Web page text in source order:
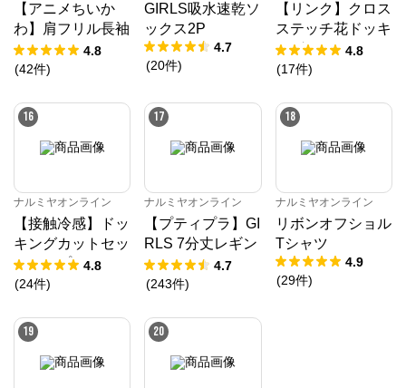
【アニメちいか
わ】肩フリル長袖
Tシャツ
4.8
(42件)
GIRLS吸水速乾ソ
ックス2P
4.7
(20件)
【リンク】クロス
ステッチ花ドッキ
ングTシャツ
4.8
(17件)
16
ナルミヤオンライン
【接触冷感】ドッ
キングカットセッ
トアップ
4.8
(24件)
17
ナルミヤオンライン
【プティプラ】GI
RLS 7分丈レギン
ス
4.7
(243件)
18
ナルミヤオンライン
リボンオフショル
Tシャツ
4.9
(29件)
19 20